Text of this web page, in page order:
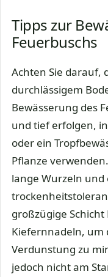
Tipps zur
Feuerbuschs
Achten Sie darauf,
durchlässigem
Bewässerung des
und tief erfolgen,
oder ein
Pflanze
lange Wurzeln
großzügige
Kiefernnadeln, um
Verdunstung zu
jedoch nicht am